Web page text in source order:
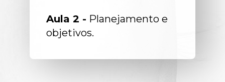
Aula 2 - Planejamento e
objetivos.